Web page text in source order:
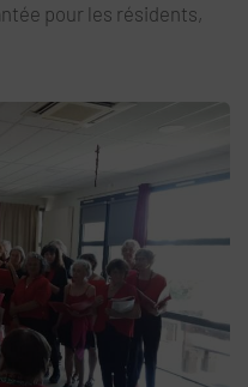
pour les résidents,